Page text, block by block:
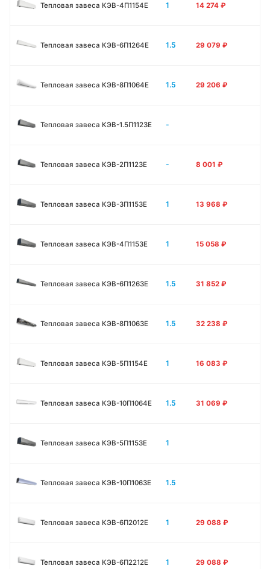
Тепловая завеса КЭВ-4П1154E 1 14 274 ₽
Тепловая завеса КЭВ-6П1264E 1.5 29 079 ₽
Тепловая завеса КЭВ-8П1064E 1.5 29 206 ₽
Тепловая завеса КЭВ-1.5П1123E -
Тепловая завеса КЭВ-2П1123E - 8 001 ₽
Тепловая завеса КЭВ-3П1153E 1 13 968 ₽
Тепловая завеса КЭВ-4П1153E 1 15 058 ₽
Тепловая завеса КЭВ-6П1263E 1.5 31 852 ₽
Тепловая завеса КЭВ-8П1063E 1.5 32 238 ₽
Тепловая завеса КЭВ-5П1154E 1 16 083 ₽
Тепловая завеса КЭВ-10П1064E 1.5 31 069 ₽
Тепловая завеса КЭВ-5П1153E 1
Тепловая завеса КЭВ-10П1063E 1.5
Тепловая завеса КЭВ-6П2012Е 1 29 088 ₽
Тепловая завеса КЭВ-6П2212Е 1 29 088 ₽